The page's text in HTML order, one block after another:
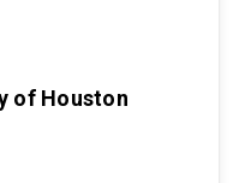
of Houston